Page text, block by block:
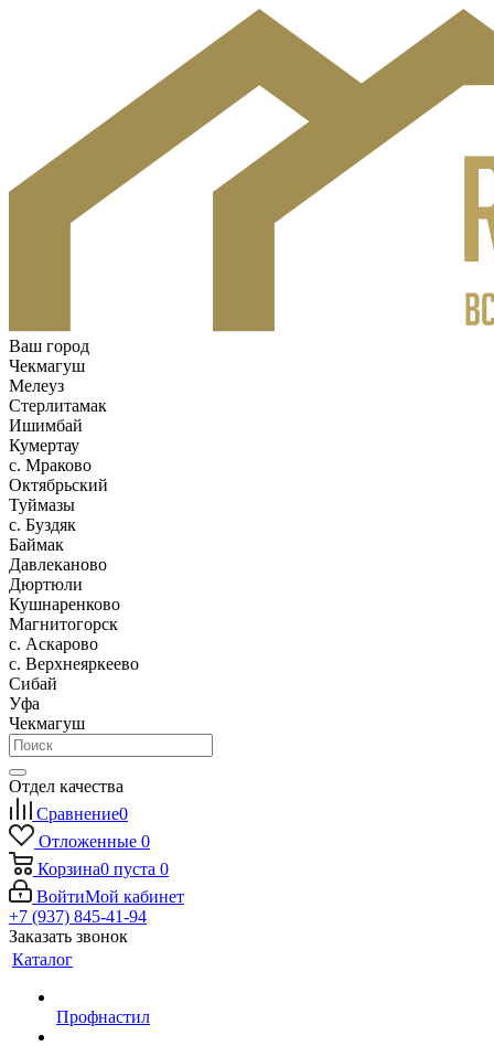
Ваш город
Чекмагуш
Мелеуз
Стерлитамак
Ишимбай
Кумертау
c. Мраково
Октябрьский
Туймазы
c. Буздяк
Баймак
Давлеканово
Дюртюли
Кушнаренково
Магнитогорск
с. Аскарово
с. Верхнеяркеево
Сибай
Уфа
Чекмагуш
Отдел качества
Сравнение0
Отложенные 0
Корзина0 пуста 0
ВойтиМой кабинет
+7 (937) 845-41-94
Заказать звонок
Каталог
Профнастил